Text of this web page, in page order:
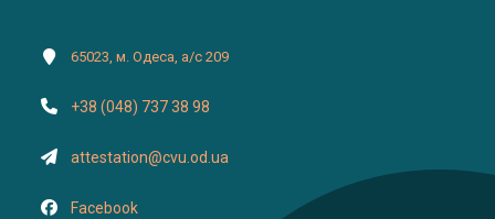
65023, м. Одеса, а/с 209
+38 (048) 737 38 98
attestation@cvu.od.ua
Facebook